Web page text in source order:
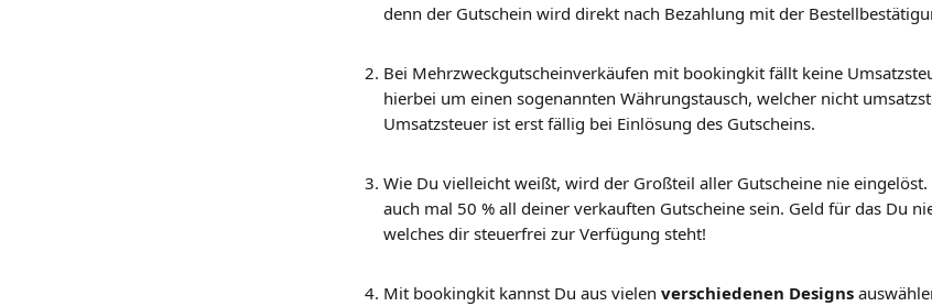
denn der Gutschein wird direkt nach Bezahlung mit der
Bei Mehrzweckgutscheinverkäufen mit bookingkit fällt keine
hierbei um einen sogenannten Währungstausch, welcher nicht
Umsatzsteuer ist erst fällig bei Einlösung des Gutscheins.
Wie Du vielleicht weißt, wird der Großteil aller Gutscheine nie
auch mal 50 % all deiner verkauften Gutscheine sein. Geld für das Du
welches dir steuerfrei zur Verfügung steht!
Mit bookingkit kannst Du aus vielen verschiedenen Designs